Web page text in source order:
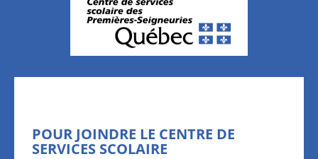
POUR JOINDRE LE CENTRE DE
SERVICES SCOLAIRE